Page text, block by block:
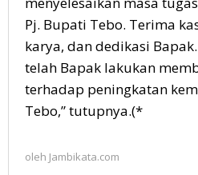
Pj. Bupati Tebo. Terima
karya, dan dedikasi
telah Bapak lakukan
terhadap peningkatan
Tebo,” tutupnya.(*
oleh Jambikata.com